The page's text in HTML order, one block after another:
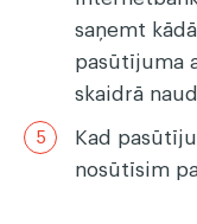
saņemt
pasūtījuma
skaidrā
Kad
nosūtīsim